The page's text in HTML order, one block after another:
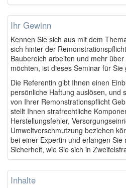
Ihr Gewinn
Kennen Sie sich aus mit dem
sich hinter der
Baubereich arbeiten und mehr
möchten, ist dieses Seminar für Sie
Die Referentin gibt Ihnen einen
persönliche Haftung auslösen, und
von Ihrer Remonstrationspflicht
stellt Ihnen strafrechtliche
Herstellungsfehler,
Umweltverschmutzung beziehen
bei einer Expertin und erlangen Sie
Sicherheit, wie Sie sich in
Inhalte